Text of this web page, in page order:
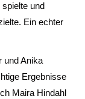
und
Ein echter
und Anika
Ergebnisse
Maira Hindahl